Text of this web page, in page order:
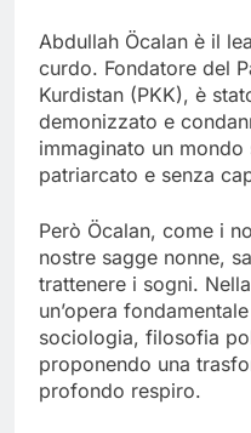
Abdullah Öcalan è il
curdo. Fondatore del
Kurdistan (PKK), è
demonizzato e
immaginato un
patriarcato e senza
Però Öcalan, come i
nostre sagge nonne,
trattenere i sogni.
un’opera
sociologia, filosofia
proponendo una
profondo respiro.